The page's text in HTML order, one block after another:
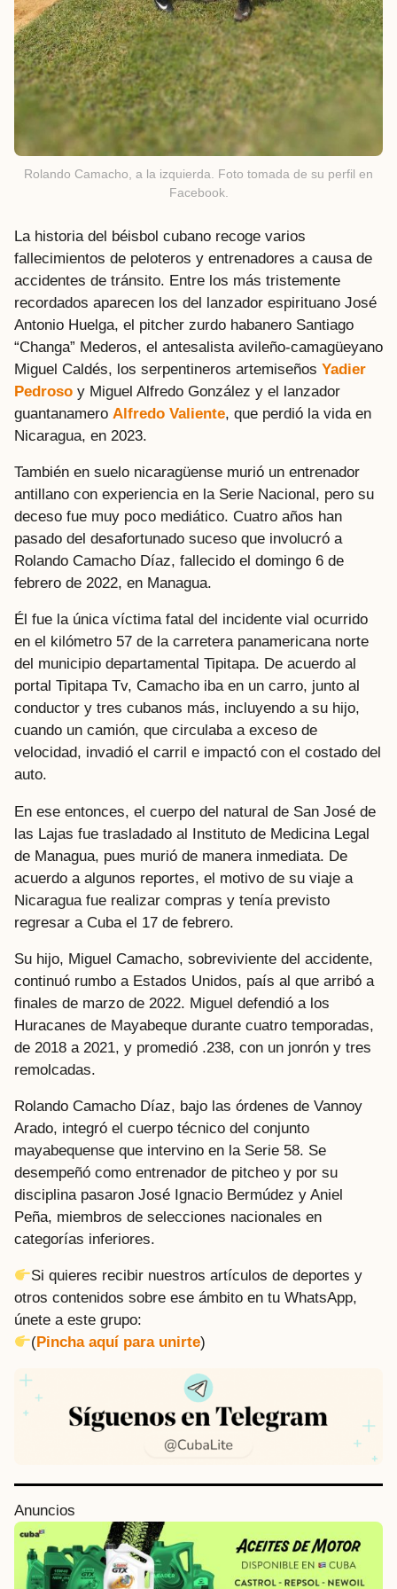
Rolando Camacho, a la izquierda. Foto tomada de su perfil en
Facebook.
La historia del béisbol cubano recoge varios
fallecimientos de peloteros y entrenadores a causa de
accidentes de tránsito. Entre los más tristemente
recordados aparecen los del lanzador espirituano José
Antonio Huelga, el pitcher zurdo habanero Santiago
“Changa” Mederos, el antesalista avileño-camagüeyano
Miguel Caldés, los serpentineros artemiseños Yadier
Pedroso y Miguel Alfredo González y el lanzador
guantanamero Alfredo Valiente, que perdió la vida en
Nicaragua, en 2023.
También en suelo nicaragüense murió un entrenador
antillano con experiencia en la Serie Nacional, pero su
deceso fue muy poco mediático. Cuatro años han
pasado del desafortunado suceso que involucró a
Rolando Camacho Díaz, fallecido el domingo 6 de
febrero de 2022, en Managua.
Él fue la única víctima fatal del incidente vial ocurrido
en el kilómetro 57 de la carretera panamericana norte
del municipio departamental Tipitapa. De acuerdo al
portal Tipitapa Tv, Camacho iba en un carro, junto al
conductor y tres cubanos más, incluyendo a su hijo,
cuando un camión, que circulaba a exceso de
velocidad, invadió el carril e impactó con el costado del
auto.
En ese entonces, el cuerpo del natural de San José de
las Lajas fue trasladado al Instituto de Medicina Legal
de Managua, pues murió de manera inmediata. De
acuerdo a algunos reportes, el motivo de su viaje a
Nicaragua fue realizar compras y tenía previsto
regresar a Cuba el 17 de febrero.
Su hijo, Miguel Camacho, sobreviviente del accidente,
continuó rumbo a Estados Unidos, país al que arribó a
finales de marzo de 2022. Miguel defendió a los
Huracanes de Mayabeque durante cuatro temporadas,
de 2018 a 2021, y promedió .238, con un jonrón y tres
remolcadas.
Rolando Camacho Díaz, bajo las órdenes de Vannoy
Arado, integró el cuerpo técnico del conjunto
mayabequense que intervino en la Serie 58. Se
desempeñó como entrenador de pitcheo y por su
disciplina pasaron José Ignacio Bermúdez y Aniel
Peña, miembros de selecciones nacionales en
categorías inferiores.
Si quieres recibir nuestros artículos de deportes y
otros contenidos sobre ese ámbito en tu WhatsApp,
únete a este grupo:
(Pincha aquí para unirte)
Anuncios
P
o